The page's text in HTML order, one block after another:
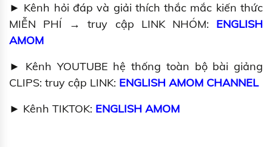
► Kênh hỏi đáp và giải thích thắc mắc kiến thức
MIỄN PHÍ → truy cập LINK NHÓM: ENGLISH
AMOM
► Kênh YOUTUBE hệ thống toàn bộ bài giảng
CLIPS: truy cập LINK: ENGLISH AMOM CHANNEL
► Kênh TIKTOK: ENGLISH AMOM